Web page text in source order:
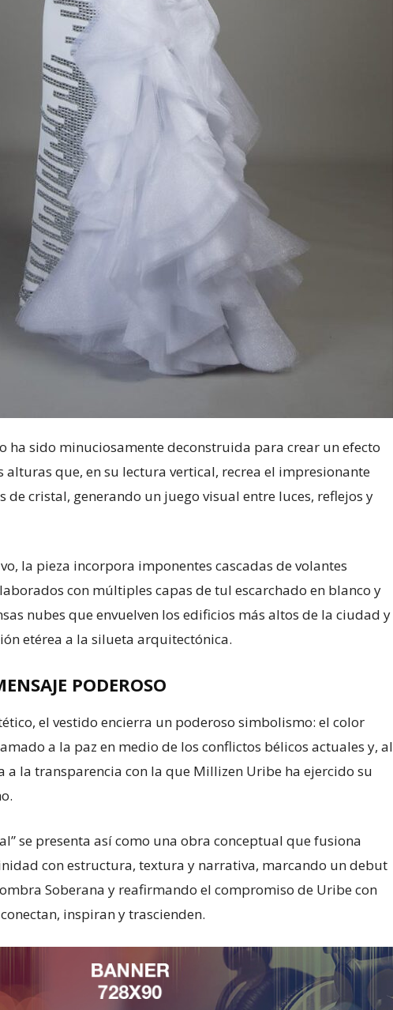
ha sido minuciosamente deconstruida para crear un efecto
alturas que, en su lectura vertical, recrea el impresionante
de cristal, generando un juego visual entre luces, reflejos y
la pieza incorpora imponentes cascadas de volantes
con múltiples capas de tul escarchado en blanco y
nubes que envuelven los edificios más altos de la ciudad y
etérea a la silueta arquitectónica.
PODEROSO
el vestido encierra un poderoso simbolismo: el color
a la paz en medio de los conflictos bélicos actuales y, al
a la transparencia con la que Millizen Uribe ha ejercido su
se presenta así como una obra conceptual que fusiona
con estructura, textura y narrativa, marcando un debut
Soberana y reafirmando el compromiso de Uribe con
inspiran y trascienden.